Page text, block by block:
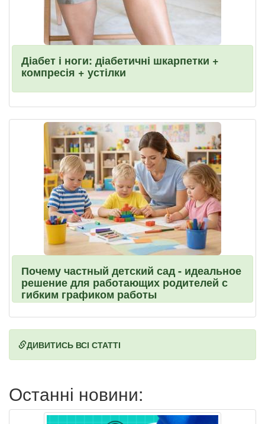
Діабет і ноги: діабетичні шкарпетки +
компресія + устілки
Почему частный детский сад - идеальное
решение для работающих родителей с
гибким графиком работы
ДИВИТИСЬ ВСІ СТАТТІ
Останні новини: